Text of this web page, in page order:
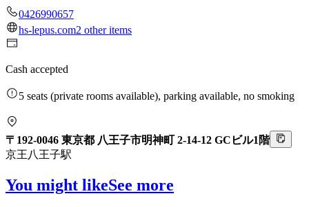
0426990657
hs-lepus.com2 other items
Cash accepted
5 seats (private rooms available), parking available, no smoking
〒192-0046 東京都 八王子市明神町 2-14-12 GCビル1階
京王八王子駅
You might likeSee more